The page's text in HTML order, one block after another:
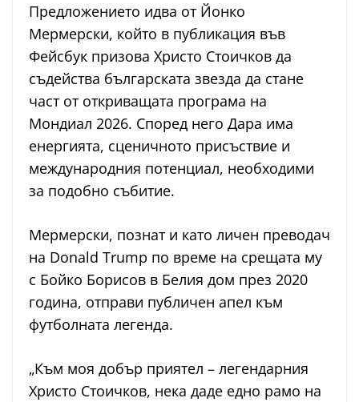
Предложението идва от Йонко
Мермерски, който в публикация във
Фейсбук призова Христо Стоичков да
съдейства българската звезда да стане
част от откриващата програма на
Мондиал 2026. Според него Дара има
енергията, сценичното присъствие и
международния потенциал, необходими
за подобно събитие.
Мермерски, познат и като личен преводач
на Donald Trump по време на срещата му
с Бойко Борисов в Белия дом през 2020
година, отправи публичен апел към
футболната легенда.
„Към моя добър приятел – легендарния
Христо Стоичков, нека даде едно рамо на